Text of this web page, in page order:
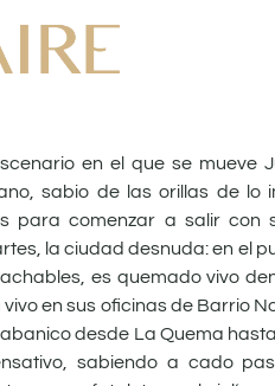
en el que se mueve
sabio de las orillas de lo
para comenzar a salir con
la ciudad desnuda: en el
es quemado vivo
en sus oficinas de Barrio
desde La Quema
sabiendo a cado